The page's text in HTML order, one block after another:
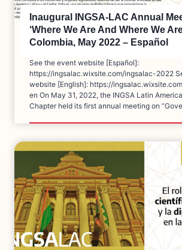
Inaugural INGSA-LAC Annual
‘Where We Are And Where We
Colombia, May 2022 – Español
See the event website [Español]:
https://ingsalac.wixsite.com/ingsalac-2022
website [English]: https://
en On May 31, 2022, the INGSA Latin
Chapter held its first annual meeting on